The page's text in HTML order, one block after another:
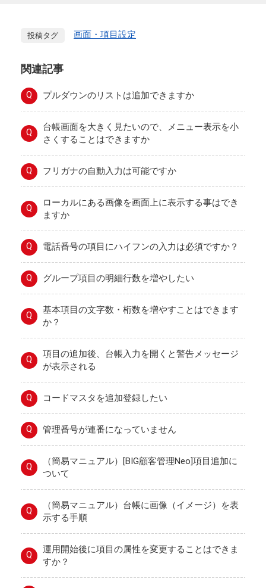
投稿タグ 画面・項目設定
関連記事
Q プルダウンのリストは追加できますか
Q
台帳画面を大きく見たいので、メニュー表示を小
さくすることはできますか
Q フリガナの自動入力は可能ですか
Q
ローカルにある画像を画面上に表示する事はでき
ますか
Q 電話番号の項目にハイフンの入力は必須ですか？
Q グループ項目の明細行数を増やしたい
Q
基本項目の文字数・桁数を増やすことはできます
か？
Q
項目の追加後、台帳入力を開くと警告メッセージ
が表示される
Q コードマスタを追加登録したい
Q 管理番号が連番になっていません
Q
（簡易マニュアル）[BIG顧客管理Neo]項目追加に
ついて
Q
（簡易マニュアル）台帳に画像（イメージ）を表
示する手順
Q
運用開始後に項目の属性を変更することはできま
すか？